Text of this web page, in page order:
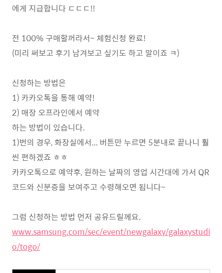
에게 지급합니다 ㄷㄷㄷ!!
전 100% 구매할꺼라서~ 체험신청 완료!
(미리 써보고 후기 남겨보고 싶기도 하고 말이죠 ㅋ)
신청하는 방법은
1) 카카오톡을 통해 예약!
2) 매장 오프라인에서 예약
하는 방법이 있습니다.
1)번의 경우, 화장실에서... 버튼만 누르면 5분내로 끝나니 훨
씬 편하겠죠 ㅎㅎ
카카오톡으로 예약후, 원하는 날짜의 영업 시간대에 가서 QR
코드와 신분증을 보여주고 수령해오면 됩니다~
그럼 신청하는 방법 먼저 공유드릴께요.
www.samsung.com/sec/event/newgalaxy/galaxystudi
o/togo/